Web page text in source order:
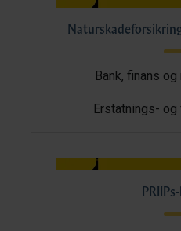
Bank, finans
Erstatnings-